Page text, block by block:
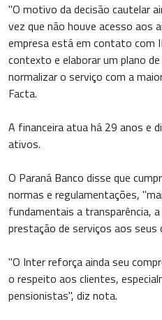
"O motivo da decisão cautelar
vez que não houve acesso aos
empresa está em contato com
contexto e elaborar um plano
normalizar o serviço com a
Facta.
A financeira atua há 29 anos e
ativos.
O Paraná Banco disse que
normas e regulamentações,
fundamentais a transparência,
prestação de serviços aos seus
"O Inter reforça ainda seu
o respeito aos clientes,
pensionistas", diz nota.